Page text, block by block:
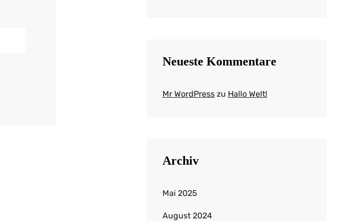
Neueste Kommentare
Mr WordPresszu Hallo Welt!
Archiv
Mai 2025
August 2024